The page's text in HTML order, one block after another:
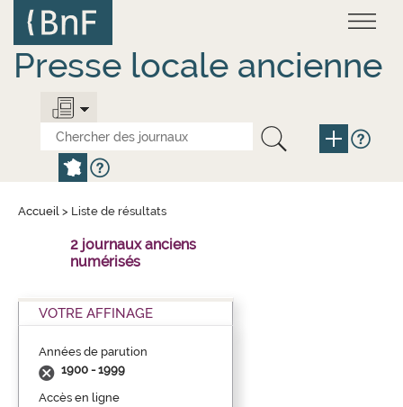
contenu
principal
Presse locale ancienne
Accueil > Liste de résultats
2 journaux anciens
numérisés
VOTRE AFFINAGE
Années de parution
1900 - 1999
Accès en ligne
Panneau de gestion des cookies